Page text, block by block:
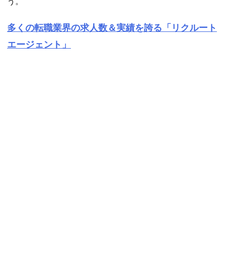
多くの転職業界の求人数＆実績を誇る「リクルート
エージェント」